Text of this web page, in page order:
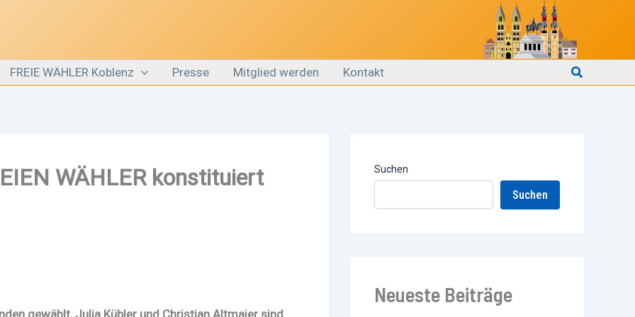
FREIE WÄHLER Koblenz Presse Mitglied werden Kontakt Suchen
WÄHLER konstituiert
gewählt, Julia Kübler und Christian Altmaier sind
Suchen
Suchen
Neueste Beiträge